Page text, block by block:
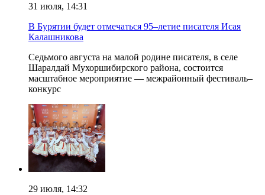
31 июля, 14:31
В Бурятии будет отмечаться 95–летие писателя Исая
Калашникова
Седьмого августа на малой родине писателя, в селе
Шаралдай Мухоршибирского района, состоится
масштабное мероприятие — межрайонный фестиваль–
конкурс
29 июля, 14:32